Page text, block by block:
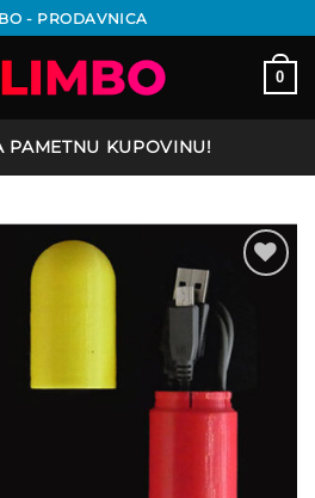
- PRODAVNICA
0
PAMETNU KUPOVINU!
wishlist